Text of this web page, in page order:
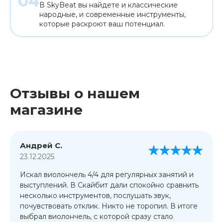
В SkyBeat вы найдете и классические
народные, и современные инструменты,
которые раскроют ваш потенциал.
Отзывы о нашем
магазине
Андрей С.
23.12.2025
Искал виолончель 4/4 для регулярных занятий и
выступлений. В Скайбит дали спокойно сравнить
несколько инструментов, послушать звук,
почувствовать отклик. Никто не торопил. В итоге
выбрал виолончель, с которой сразу стало